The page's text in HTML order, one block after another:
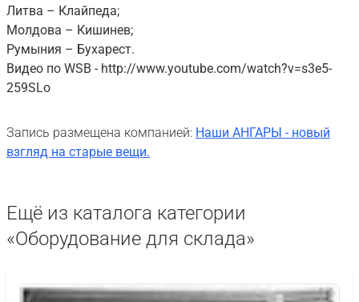
Литва – Клайпеда;
Молдова – Кишинев;
Румыния – Бухарест.
Видео по WSB - http://www.youtube.com/watch?v=s3e5-
259SLo
Запись размещена компанией: Наши АНГАРЫ - новый
взгляд на старые вещи.
Ещё из каталога категории
«Оборудование для склада»